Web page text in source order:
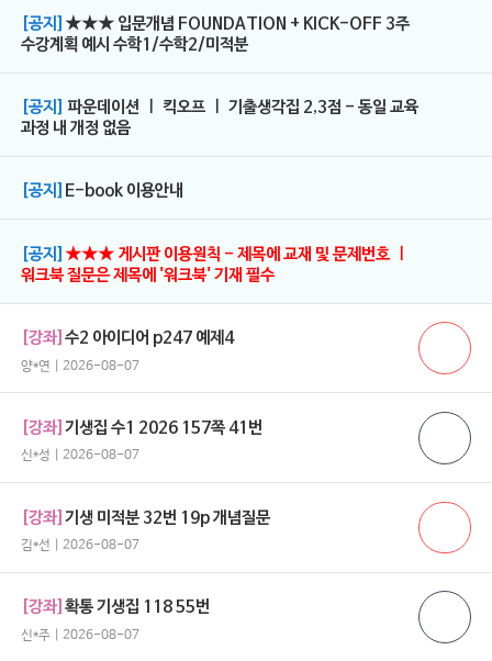
[공지]★★★ 입문개념 FOUNDATION + KICK-OFF 3주
수강계획 예시 수학1/수학2/미적분
[공지]
파운데이션 ㅣ 킥오프 ㅣ 기출생각집 2,3점 - 동일 교육
과정 내 개정 없음
[공지] E-book 이용안내
[공지]★★★ 게시판 이용원칙 - 제목에 교재 및 문제번호 ㅣ
워크북 질문은 제목에 '워크북' 기재 필수
[강좌]수2 아이디어 p247 예제4
양*연 | 2026-08-07
[강좌]기생집 수1 2026 157쪽 41번
신*성 | 2026-08-07
[강좌]기생 미적분 32번 19p 개념질문
김*선 | 2026-08-07
[강좌]확통 기생집 118 55번
신*주 | 2026-08-07